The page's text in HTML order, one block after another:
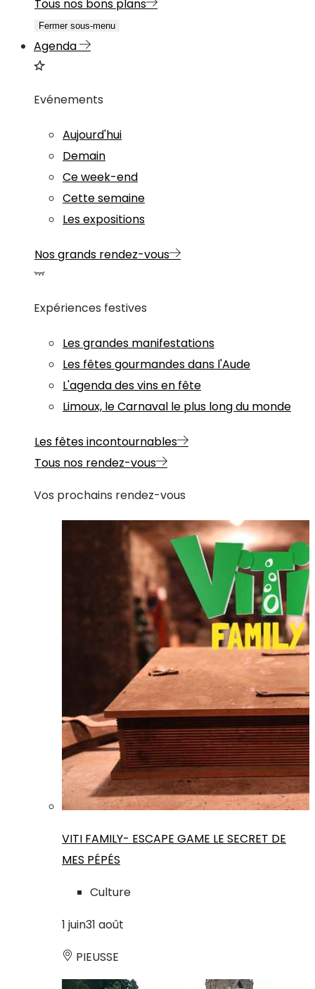
Tous nos bons plans
Fermer sous-menu
Agenda
Evénements
Aujourd'hui
Demain
Ce week-end
Cette semaine
Les expositions
Nos grands rendez-vous
Expériences festives
Les grandes manifestations
Les fêtes gourmandes dans l'Aude
L'agenda des vins en fête
Limoux, le Carnaval le plus long du monde
Les fêtes incontournables
Tous nos rendez-vous
Vos prochains rendez-vous
VITI FAMILY- ESCAPE GAME LE SECRET DE
MES PÉPÉS
Culture
1 juin31 août
PIEUSSE